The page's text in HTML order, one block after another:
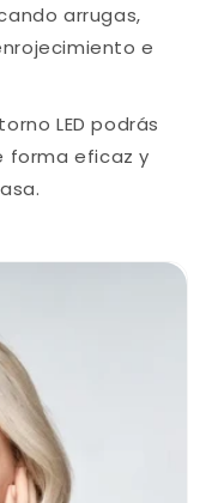
arrugas,
e
LED podrás
forma eficaz y